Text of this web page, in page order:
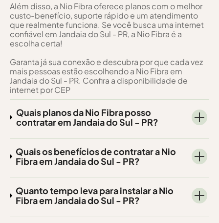
Além disso, a Nio Fibra oferece planos com o melhor
custo-benefício, suporte rápido e um atendimento
que realmente funciona. Se você busca uma internet
confiável em Jandaia do Sul - PR, a Nio Fibra é a
escolha certa!
Garanta já sua conexão e descubra por que cada vez
mais pessoas estão escolhendo a Nio Fibra em
Jandaia do Sul - PR. Confira a disponibilidade de
internet por CEP
Quais planos da Nio Fibra posso
contratar em Jandaia do Sul - PR?
Quais os benefícios de contratar a Nio
Fibra em Jandaia do Sul - PR?
Quanto tempo leva para instalar a Nio
Fibra em Jandaia do Sul - PR?